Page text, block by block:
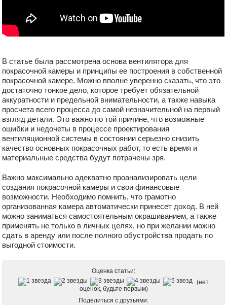
В статье была рассмотрена основа вентилятора для
покрасочной камеры и принципы ее построения в собственной
покрасочной камере. Можно вполне уверенно сказать, что это
достаточно тонкое дело, которое требует обязательной
аккуратности и предельной внимательности, а также навыка
просчета всего процесса до самой незначительной на первый
взгляд детали. Это важно по той причине, что возможные
ошибки и недочеты в процессе проектирования
вентиляционной системы в состоянии серьезно снизить
качество основных покрасочных работ, то есть время и
материальные средства будут потрачены зря.
Важно максимально адекватно проанализировать цели
создания покрасочной камеры и свои финансовые
возможности. Необходимо помнить, что грамотно
организованная камера автоматически принесет доход. В ней
можно заниматься самостоятельным окрашиванием, а также
применять не только в личных целях, но при желании можно
сдать в аренду или после полного обустройства продать по
выгодной стоимости.
Оценка статьи:
(нет
оценок, будьте первым)
Поделиться с друзьями: